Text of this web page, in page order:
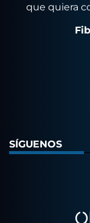
que quiera
SÍGUENOS